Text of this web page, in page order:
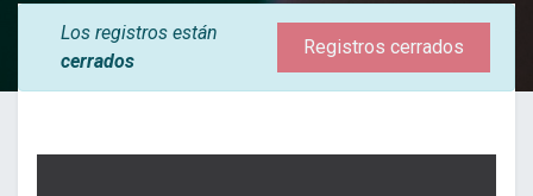
Los registros están
cerrados
Registros cerrados